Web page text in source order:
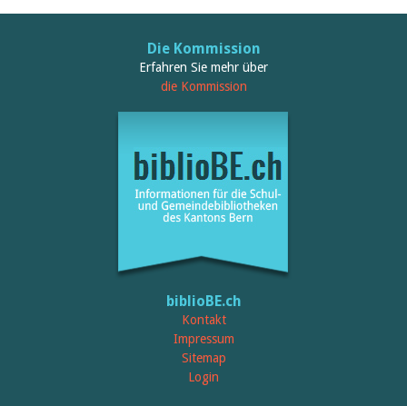
Die Kommission
Erfahren Sie mehr über
die Kommission
biblioBE.ch
Kontakt
Impressum
Sitemap
Login